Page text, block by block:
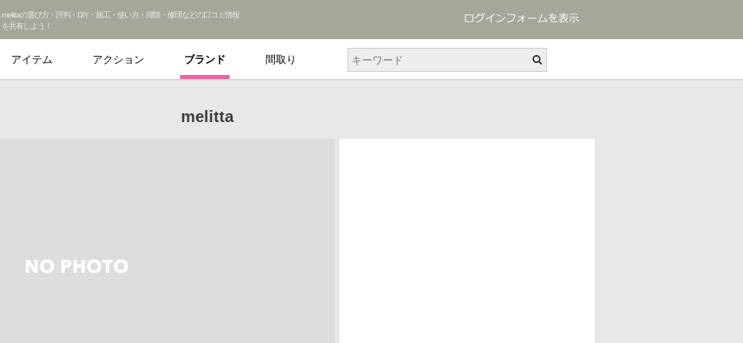
melittaの選び方・評判・DIY・施工・使い方・掃除・修理などの口コミ情報
を共有しよう！
アイテム アクション ブランド 間取り
melitta